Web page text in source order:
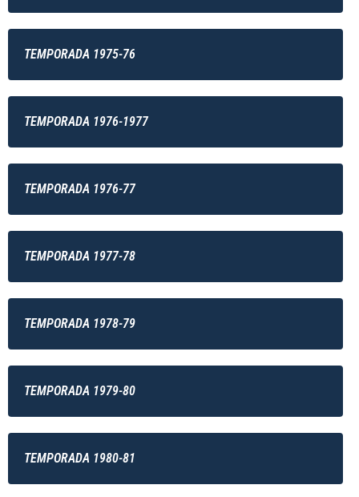
TEMPORADA 1975-76
TEMPORADA 1976-1977
TEMPORADA 1976-77
TEMPORADA 1977-78
TEMPORADA 1978-79
TEMPORADA 1979-80
TEMPORADA 1980-81